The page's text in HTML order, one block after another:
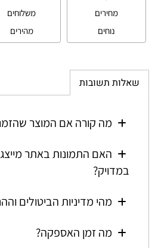
מחירים
נוחים
משלוחים
מהירים
שאלות תשובות
מה קורה אם המוצר
האם התמונות באתר
במדויק?
מהי מדיניות הביטולים
מה זמן האספקה?